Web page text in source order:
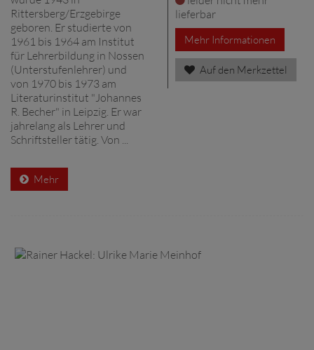
Rittersberg/Erzgebirge
geboren. Er studierte von
1961 bis 1964 am Institut
für Lehrerbildung in Nossen
(Unterstufenlehrer) und
von 1970 bis 1973 am
Literaturinstitut "Johannes
R. Becher" in Leipzig. Er war
jahrelang als Lehrer und
Schriftsteller tätig. Von ...
Mehr
lieferbar
Mehr Informationen
Auf den Merkzettel